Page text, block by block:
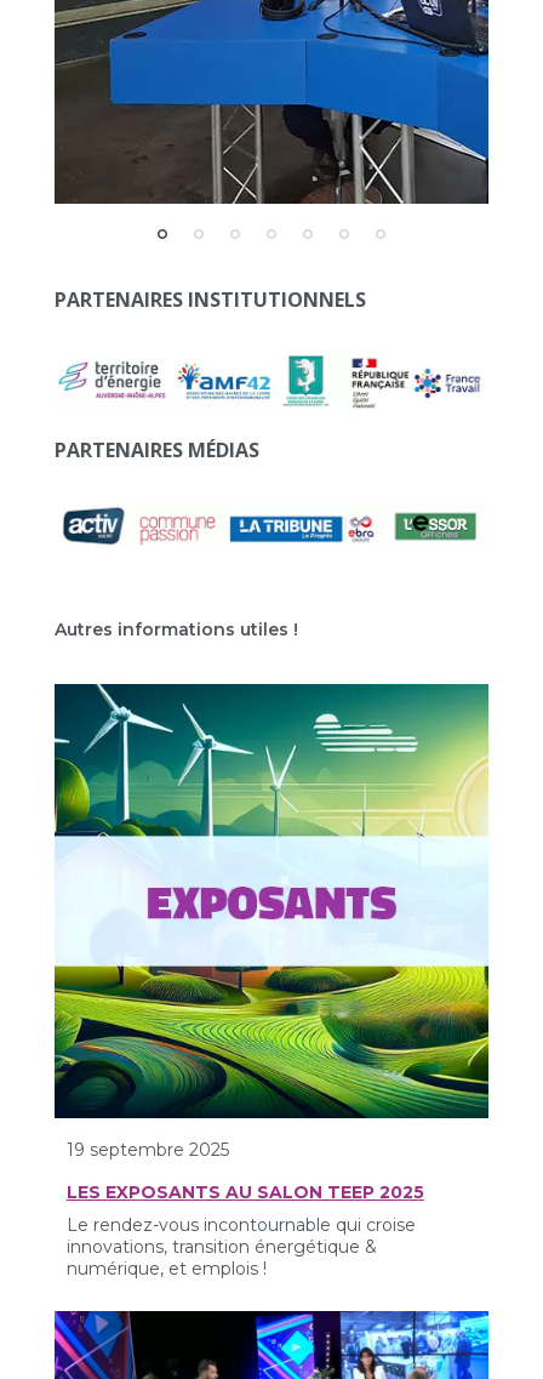
PARTENAIRES INSTITUTIONNELS
PARTENAIRES MÉDIAS
Autres informations utiles !
19 septembre 2025
LES EXPOSANTS AU SALON TEEP 2025
Le rendez-vous incontournable qui croise
innovations, transition énergétique &
numérique, et emplois !